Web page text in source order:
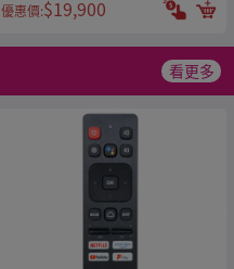
優惠價:$19,900
看更多